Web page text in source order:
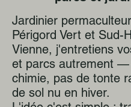
Jardinier
Périgord Vert et Sud-
Vienne, j'entretiens
et parcs autrement —
chimie, pas de tonte
de sol nu en hiver.